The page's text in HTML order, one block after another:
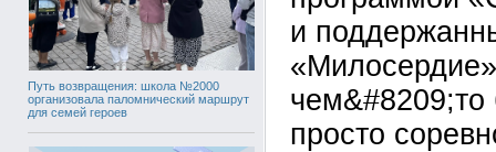
Путь возвращения: школа №2000
организовала паломнический маршрут
для семей героев
и
просто